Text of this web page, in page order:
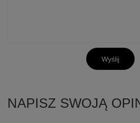
Wyślij
NAPISZ SWOJĄ